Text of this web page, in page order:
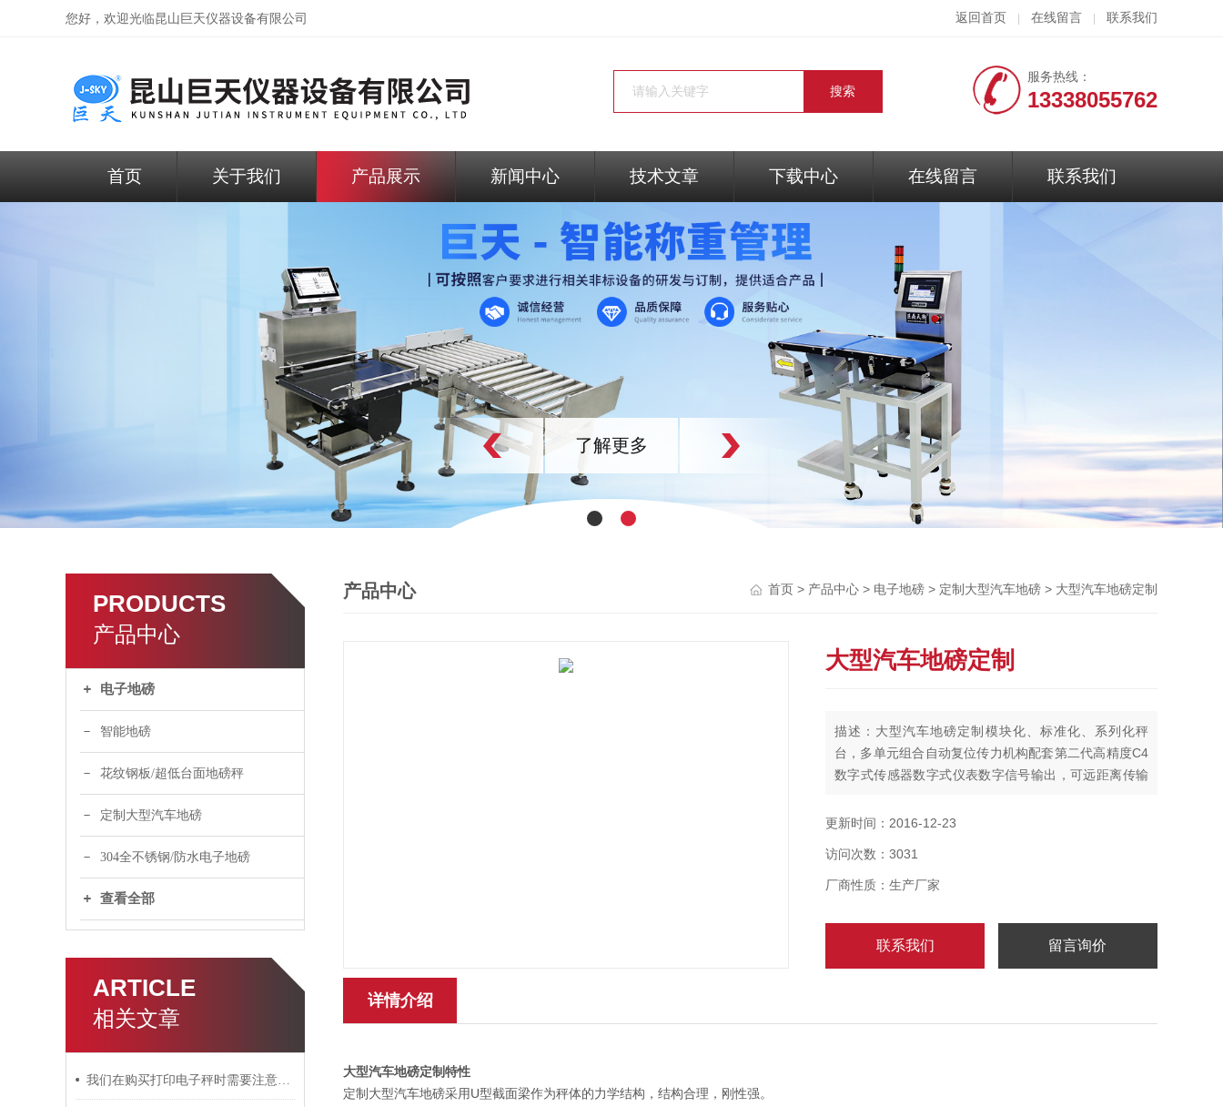
您好，欢迎光临昆山巨天仪器设备有限公司 返回首页 在线留言 联系我们
服务热线：
13338055762
首页 关于我们 产品展示 新闻中心 技术文章 下载中心 在线留言 联系我们
了解更多 Previous
PRODUCTS
产品中心
电子地磅
智能地磅
花纹钢板/超低台面地磅秤
定制大型汽车地磅
304全不锈钢/防水电子地磅
查看全部
ARTICLE
相关文章
我们在购买打印电子秤时需要注意哪些问题
产品中心 首页 > 产品中心 > 电子地磅 > 定制大型汽车地磅 > 大型汽车地磅定制
大型汽车地磅定制
描述：大型汽车地磅定制模块化、标准化、系列化秤
台，多单元组合自动复位传力机构配套第二代高精度C4
数字式传感器数字式仪表数字信号输出，可远距离传输
称重数据记忆
更新时间：2016-12-23
访问次数：3031
厂商性质：生产厂家
联系我们 留言询价
详情介绍
大型汽车地磅定制特性
定制大型汽车地磅采用U型截面梁作为秤体的力学结构，结构合理，刚性强。